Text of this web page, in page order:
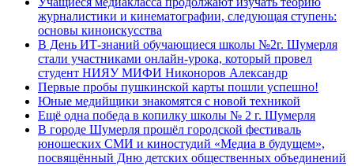
журналистики и кинематографии, следующая ступень:
основы киноискусства
В День ИТ-знаний обучающиеся школы №2г. Шумерля
стали участниками онлайн-урока, который провел
студент НИЯУ МИФИ Никоноров Александр
Первые пробы пушкинской карты пошли успешно!
Юные медийщики знакомятся с новой техникой
Ещё одна победа в копилку школы № 2 г. Шумерля
В городе Шумерля прошёл городской фестиваль
юношеских СМИ и киностудий «Медиа в будущем»,
посвящённый Дню детских общественных объединений